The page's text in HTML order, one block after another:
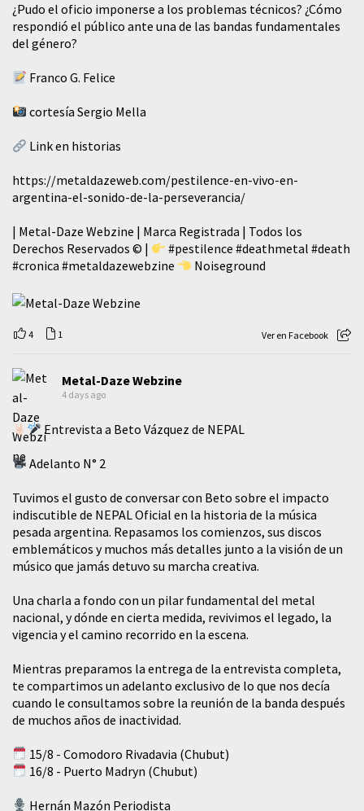
¿Pudo el oficio imponerse a los problemas técnicos? ¿Cómo
respondió el público ante una de las bandas fundamentales
del género?
Franco G. Felice
cortesía Sergio Mella
Link en historias
https://metaldazeweb.com/pestilence-en-vivo-en-
argentina-el-sonido-de-la-perseverancia/
| Metal-Daze Webzine | Marca Registrada | Todos los
Derechos Reservados © |
#pestilence #deathmetal #death
#cronica #metaldazewebzine Noiseground
4 1 Ver en Facebook
Metal-Daze Webzine
4 days ago
Entrevista a Beto Vázquez de NEPAL
Adelanto N° 2
Tuvimos el gusto de conversar con Beto sobre el impacto
indiscutible de NEPAL Oficial en la historia de la música
pesada argentina. Repasamos los comienzos, sus discos
emblemáticos y muchos más detalles junto a la visión de un
músico que jamás detuvo su marcha creativa.
​Una charla a fondo con un pilar fundamental del metal
nacional, y dónde en cierta medida, revivimos el legado, la
vigencia y el camino recorrido en la escena.
Mientras preparamos la entrega de la entrevista completa,
te compartimos un adelanto exclusivo de lo que nos decía
cuando le consultamos sobre la reunión de la banda después
de muchos años de inactividad.
15/8 - Comodoro Rivadavia (Chubut)
16/8 - Puerto Madryn (Chubut)
Hernán Mazón Periodista